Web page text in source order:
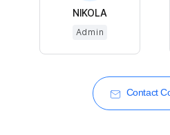
NIKOLA
Admin
Contact